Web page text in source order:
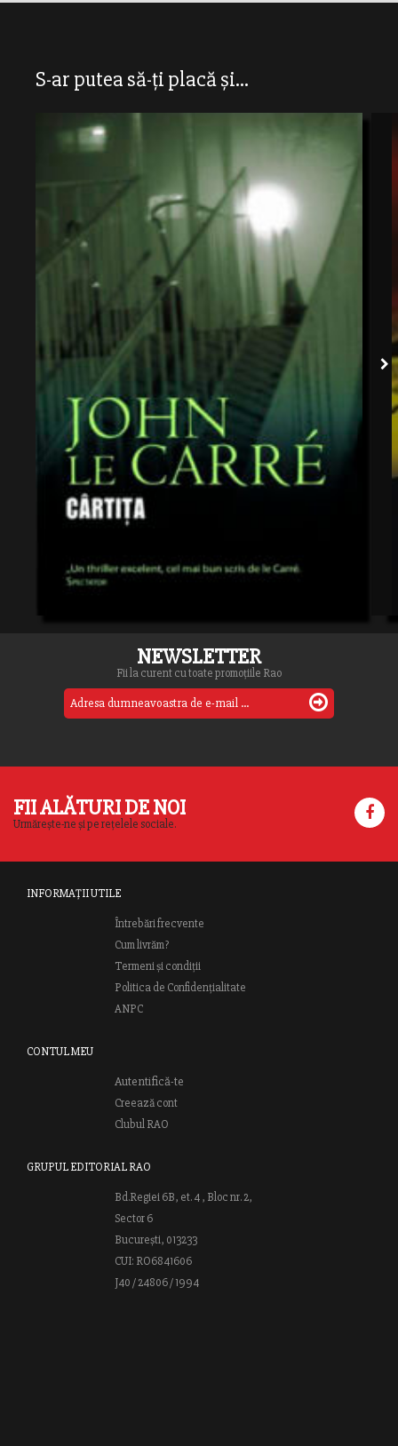
S-ar putea să-ți placă și...
NEWSLETTER
Fii la curent cu toate promoțiile Rao
FII ALĂTURI DE NOI
Urmărește-ne și pe rețelele sociale.
INFORMAȚII UTILE
Întrebări frecvente
Cum livrăm?
Termeni și condiții
Politica de Confidențialitate
ANPC
CONTUL MEU
Autentifică-te
Creează cont
Clubul RAO
GRUPUL EDITORIAL RAO
Bd.Regiei 6B, et. 4 , Bloc nr. 2,
Sector 6
București, 013233
CUI: RO6841606
J40 / 24806 / 1994